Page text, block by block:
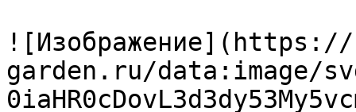
![Изображение](https://
garden.ru/data:image/